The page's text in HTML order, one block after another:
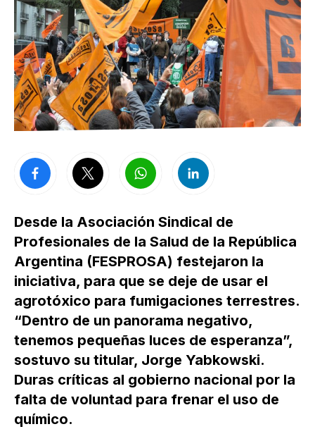
Desde la Asociación Sindical de
Profesionales de la Salud de la República
Argentina (FESPROSA) festejaron la
iniciativa, para que se deje de usar el
agrotóxico para fumigaciones terrestres.
“Dentro de un panorama negativo,
tenemos pequeñas luces de esperanza”,
sostuvo su titular, Jorge Yabkowski.
Duras críticas al gobierno nacional por la
falta de voluntad para frenar el uso de
químico.